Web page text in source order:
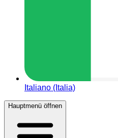
Italiano (Italia)
Hauptmenü öffnen